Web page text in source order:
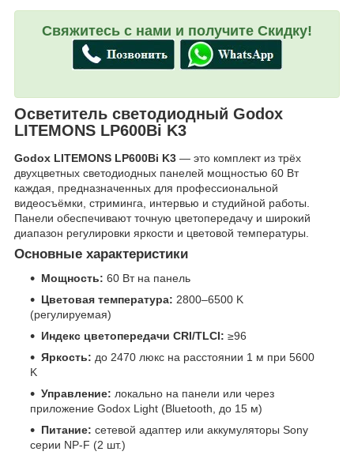
Свяжитесь с нами и получите Скидку!
Осветитель светодиодный Godox
LITEMONS LP600Bi K3
Godox LITEMONS LP600Bi K3 — это комплект из трёх
двухцветных светодиодных панелей мощностью 60 Вт
каждая, предназначенных для профессиональной
видеосъёмки, стриминга, интервью и студийной работы.
Панели обеспечивают точную цветопередачу и широкий
диапазон регулировки яркости и цветовой температуры.
Основные характеристики
Мощность: 60 Вт на панель
Цветовая температура: 2800–6500 K
(регулируемая)
Индекс цветопередачи CRI/TLCI: ≥96
Яркость: до 2470 люкс на расстоянии 1 м при 5600
K
Управление: локально на панели или через
приложение Godox Light (Bluetooth, до 15 м)
Питание: сетевой адаптер или аккумуляторы Sony
серии NP-F (2 шт.)